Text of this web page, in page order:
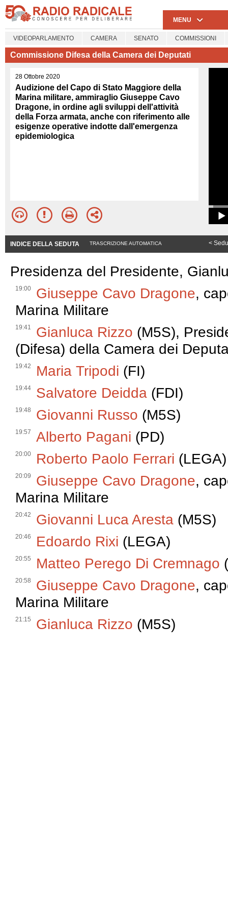
MENU
VIDEOPARLAMENTO CAMERA SENATO COMMISSIONI
Commissione Difesa della Camera dei Deputati
28 Ottobre 2020
Audizione del Capo di Stato Maggiore della
Marina militare, ammiraglio Giuseppe Cavo
Dragone, in ordine agli sviluppi dell'attività
della Forza armata, anche con riferimento alle
esigenze operative indotte dall'emergenza
epidemiologica
INDICE DELLA SEDUTA TRASCRIZIONE AUTOMATICA <
Presidenza del Presidente,
19:00 Giuseppe Cavo Dragone,
Marina Militare
19:41 Gianluca Rizzo (M5S),
(Difesa) della Camera dei
19:42 Maria Tripodi (FI)
19:44 Salvatore Deidda (FDI)
19:48 Giovanni Russo (M5S)
19:57 Alberto Pagani (PD)
20:00 Roberto Paolo Ferrari (LEGA)
20:09 Giuseppe Cavo Dragone,
Marina Militare
20:42 Giovanni Luca Aresta (M5S)
20:46 Edoardo Rixi (LEGA)
20:55 Matteo Perego Di Cremnago
20:58 Giuseppe Cavo Dragone,
Marina Militare
21:15 Gianluca Rizzo (M5S)